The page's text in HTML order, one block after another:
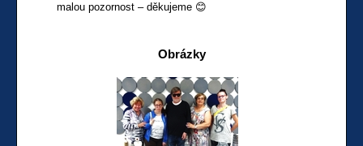
malou pozornost – děkujeme 😊
Obrázky